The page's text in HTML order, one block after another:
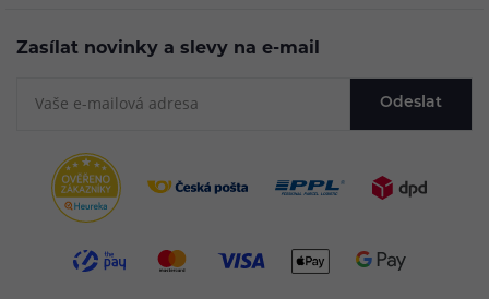
Zasílat novinky a slevy na e-mail
Odeslat